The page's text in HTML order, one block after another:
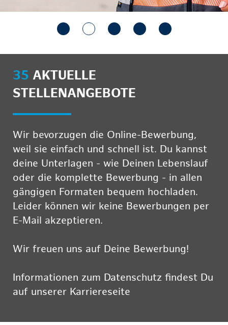
35 AKTUELLE
STELLENANGEBOTE
Wir bevorzugen die Online-Bewerbung,
weil sie einfach und schnell ist. Du kannst
deine Unterlagen - wie Deinen Lebenslauf
oder die komplette Bewerbung - in allen
gängigen Formaten bequem hochladen.
Leider können wir keine Bewerbungen per
E-Mail akzeptieren.
Wir freuen uns auf Deine Bewerbung!
Informationen zum Datenschutz findest Du
auf unserer Karriereseite